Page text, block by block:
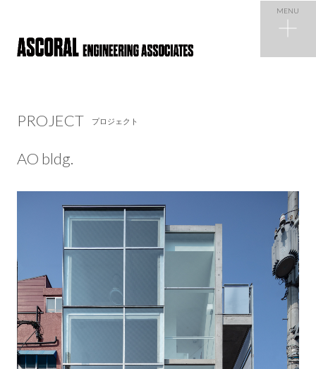
NEWS ニュース
COMPANY
RECRUIT 採用情報
CONTACT
MENU
PROJECT プロジェクト
AO bldg.